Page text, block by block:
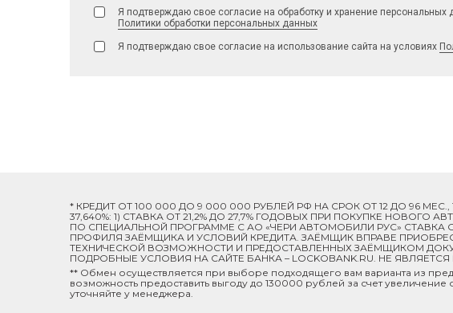
Я подтверждаю свое согласие на обработку и хранение персональных
Политики обработки персональных данных
Я подтверждаю свое согласие на использование сайта на условиях
* КРЕДИТ ОТ 100 000 ДО 9 000 000 РУБЛЕЙ РФ НА СРОК ОТ 12 ДО 96
37,640%: 1) СТАВКА ОТ 21,2% ДО 27,7% ГОДОВЫХ ПРИ ПОКУПКЕ
ПО СПЕЦИАЛЬНОЙ ПРОГРАММЕ C АО «ЧЕРИ АВТОМОБИЛИ РУС» СТАВКА
ПРОФИЛЯ ЗАЁМЩИКА И УСЛОВИЙ КРЕДИТА. ЗАЁМЩИК ВПРАВЕ
ТЕХНИЧЕСКОЙ ВОЗМОЖНОСТИ И ПРЕДОСТАВЛЕННЫХ ЗАЁМЩИКОМ
ПОДРОБНЫЕ УСЛОВИЯ НА САЙТЕ БАНКА – LOCKOBANK.RU. НЕ
** Обмен осуществляется при выборе подходящего вам варианта из
возможность предоставить выгоду до 130000 рублей за счет
уточняйте у менеджера.